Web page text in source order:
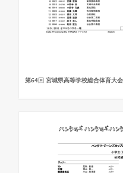
第64回 宮城県高等学校総合体育大